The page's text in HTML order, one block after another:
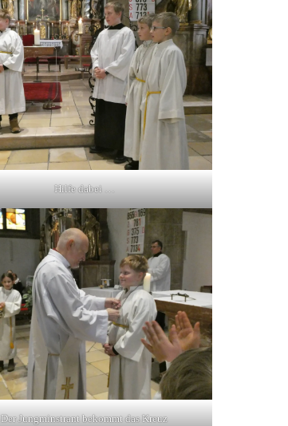
Hilfe dabei …
Der Jungminstrant bekommt das Kreuz